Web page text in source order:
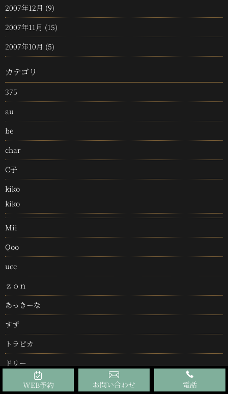
2007年12月 (9)
2007年11月 (15)
2007年10月 (5)
カテゴリ
375
au
be
char
C子
kiko
kiko
Mii
Qoo
ucc
ｚｏｎ
あっきーな
すず
トラピカ
ドリー
ハニーWEB予約 お問い合わせ 電話